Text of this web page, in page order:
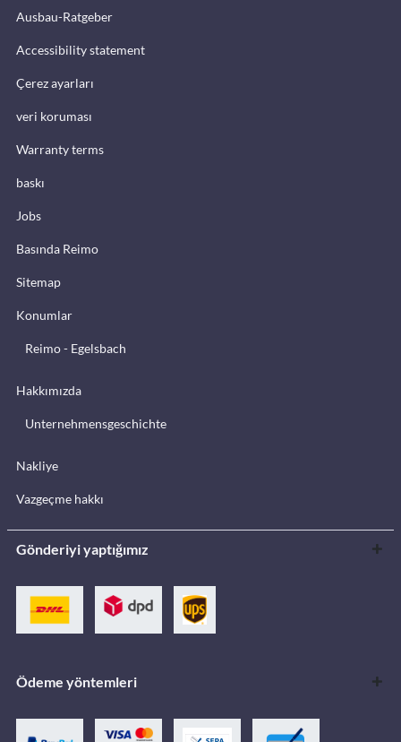
Ausbau-Ratgeber
Accessibility statement
Çerez ayarları
veri koruması
Warranty terms
baskı
Jobs
Basında Reimo
Sitemap
Konumlar
Reimo - Egelsbach
Hakkımızda
Unternehmensgeschichte
Nakliye
Vazgeçme hakkı
Gönderiyi yaptığımız
Ödeme yöntemleri